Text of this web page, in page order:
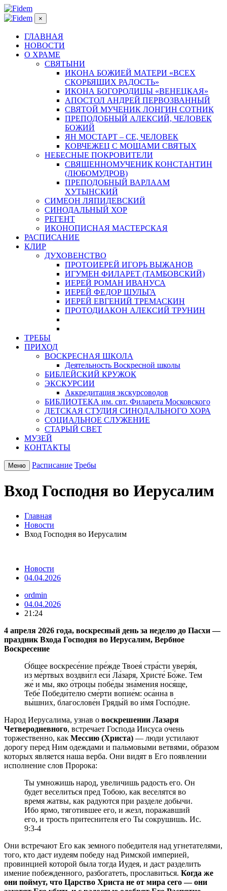
×
ГЛАВНАЯ
НОВОСТИ
О ХРАМЕ
СВЯТЫНИ
ИКОНА БОЖИЕЙ МАТЕРИ «ВСЕХ
СКОРБЯЩИХ РАДОСТЬ»
ИКОНА БОГОРОДИЦЫ «ВЕНЕЦКАЯ»
АПОСТОЛ АНДРЕЙ ПЕРВОЗВАННЫЙ
СВЯТОЙ МУЧЕНИК ЛОНГИН СОТНИК
ПРЕПОДОБНЫЙ АЛЕКСИЙ, ЧЕЛОВЕК
БОЖИЙ
ЯН МОСТАРТ – СЕ, ЧЕЛОВЕК
КОВЧЕЖЕЦ С МОЩАМИ СВЯТЫХ
НЕБЕСНЫЕ ПОКРОВИТЕЛИ
СВЯЩЕННОМУЧЕНИК КОНСТАНТИН
(ЛЮБОМУДРОВ)
ПРЕПОДОБНЫЙ ВАРЛААМ
ХУТЫНСКИЙ
СИМЕОН ЛЯПИДЕВСКИЙ
СИНОДАЛЬНЫЙ ХОР
РЕГЕНТ
ИКОНОПИСНАЯ МАСТЕРСКАЯ
РАСПИСАНИЕ
КЛИР
ДУХОВЕНСТВО
ПРОТОИЕРЕЙ ИГОРЬ ВЫЖАНОВ
ИГУМЕН ФИЛАРЕТ (ТАМБОВСКИЙ)
ИЕРЕЙ РОМАН ИВАНУСА
ИЕРЕЙ ФЕДОР ШУЛЬГА
ИЕРЕЙ ЕВГЕНИЙ ТРЕМАСКИН
ПРОТОДИАКОН АЛЕКСИЙ ТРУНИН
ТРЕБЫ
ПРИХОД
ВОСКРЕСНАЯ ШКОЛА
Деятельность Воскресной школы
БИБЛЕЙСКИЙ КРУЖОК
ЭКСКУРСИИ
Аккредитация экскурсоводов
БИБЛИОТЕКА им. свт. Филарета Московского
ДЕТСКАЯ СТУДИЯ СИНОДАЛЬНОГО ХОРА
СОЦИАЛЬНОЕ СЛУЖЕНИЕ
СТАРЫЙ СВЕТ
МУЗЕЙ
КОНТАКТЫ
Меню Расписание Требы
Вход Господня во Иерусалим
Главная
Новости
Вход Господня во Иерусалим
Новости
04.04.2026
ordmin
04.04.2026
21:24
4 апреля 2026 года, воскресный день за неделю до Пасхи —
праздник Входа Господня во Иерусалим, Вербное
Воскресение
О́бщее воскресе́ние пре́жде Твоея́ стра́сти уверя́я,
из ме́ртвых воздви́гл еси́ Ла́заря, Христе́ Бо́же. Тем
же́ и мы, яко о́троцы побе́ды зна́мения нося́ще,
Тебе́ Победи́телю сме́рти вопие́м: оса́нна в
вы́шних, благослове́н Гряды́й во и́мя Госпо́дне.
Народ Иерусалима, узнав о воскрешении Лазаря
Четверодневного, встречает Господа Иисуса очень
торжественно, как Мессию (Христа) — люди устилают
дорогу перед Ним одеждами и пальмовыми ветвями, образом
которых является наша верба. Они видят в Его появлении
исполнение слов Пророка:
Ты умножишь народ, увеличишь радость его. Он
будет веселиться пред Тобою, как веселятся во
время жатвы, как радуются при разделе добычи.
Ибо ярмо, тяготившее его, и жезл, поражавший
его, и трость притеснителя его Ты сокрушишь. Ис.
9:3-4
Они встречают Его как земного победителя над угнетателями,
того, кто даст иудеям победу над Римской империей,
провинцией которой была тогда Иудея, и даст разделить
имение побежденного, разбогатеть, прославиться. Когда же
они поймут, что Царство Христа не от мира сего — они